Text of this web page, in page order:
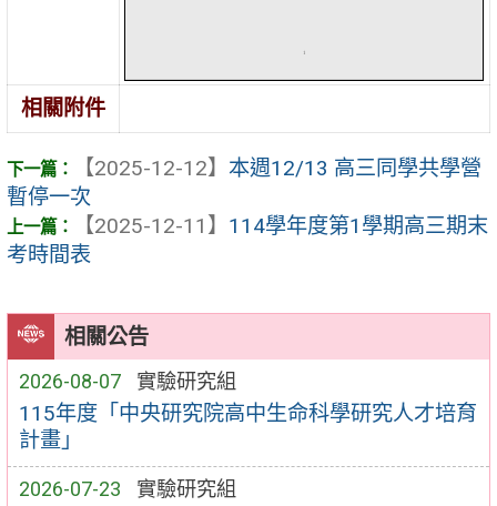
相關公告
2026-08-07 實驗研究組
115年度「中央研究院高中生命科學研究人才培育
計畫」
2026-07-23 實驗研究組
相關附件
【2025-12-12】 本週12/13 高三同學共學營
暫停一次
【2025-12-11】 114學年度第1學期高三期末
考時間表